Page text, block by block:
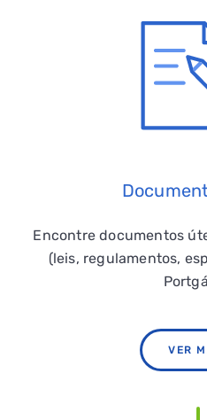
Encontre documentos
(leis, regulamentos,
VER
QUERO TER